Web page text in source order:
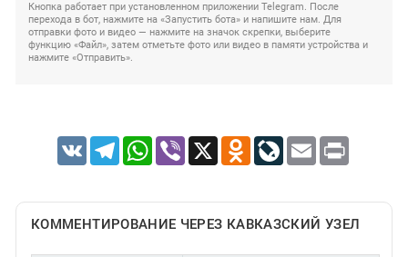
Кнопка работает при установленном приложении Telegram. После
перехода в бот, нажмите на «Запустить бота» и напишите нам. Для
отправки фото и видео — нажмите на значок скрепки, выберите
функцию «Файл», затем отметьте фото или видео в памяти устройства и
нажмите «Отправить».
VK TelegramWhatsApp
Viber X Odnoklassniki
LiveJournal
Email Print
КОММЕНТИРОВАНИЕ ЧЕРЕЗ КАВКАЗСКИЙ УЗЕЛ